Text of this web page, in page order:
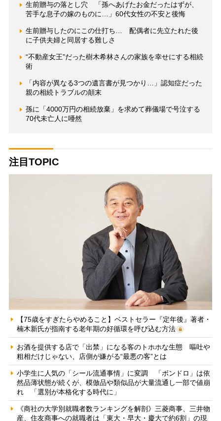
生前贈与の落とし穴 「孫へあげたお金だったはずが、
苦手な息子の嫁のものに…」60代女性の不安と後悔
生前贈与したのにこの仕打ち… 配偶者に先立たれた後
に子供夫婦と同居する難しさ
“不動産女王”だった樹木希林さんの家族を幸せにする相続
術
「内容が異なる3つの遺言書が見つかり…」認知症だった
親の相続トラブルの顛末
孫に「4000万円の相続放棄」を求めて葬儀場で号泣する
70代未亡人に唖然
注目TOPIC
【75歳をすぎたらやめること】ベストセラー『定年後』著者・
楠木新氏が指南する老年期の好循環を呼び込む方法
お酒を提供する店で「出禁」になる客のトホホな生態 嘔吐や
粗相だけじゃない、店側が嫌がる“最悪の客”とは
小学生に人気の「シール流通事情」に変調 「ボンドロ」は依
然品薄状態が続くが、模倣品や類似品が大量流通し一部で値崩
れ 「選別が本格化する時代に」
《商社の大学別就職者数ランキングを解剖》三菱商事、三井物
産、住友商事への就職者は「東大・早大・慶大で約6割」の現